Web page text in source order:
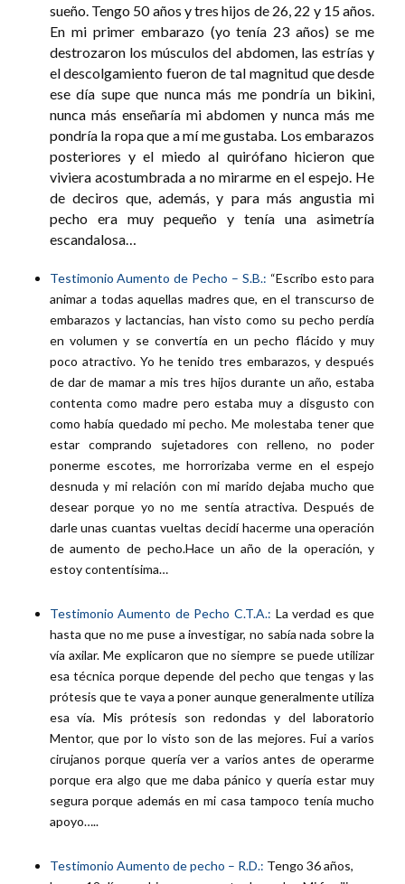
sueño. Tengo 50 años y tres hijos de 26, 22 y 15 años.
En mi primer embarazo (yo tenía 23 años) se me
destrozaron los músculos del abdomen, las estrías y
el descolgamiento fueron de tal magnitud que desde
ese día supe que nunca más me pondría un bikini,
nunca más enseñaría mi abdomen y nunca más me
pondría la ropa que a mí me gustaba. Los embarazos
posteriores y el miedo al quirófano hicieron que
viviera acostumbrada a no mirarme en el espejo. He
de deciros que, además, y para más angustia mi
pecho era muy pequeño y tenía una asimetría
escandalosa…
Testimonio Aumento de Pecho – S.B.: “Escribo esto para
animar a todas aquellas madres que, en el transcurso de
embarazos y lactancias, han visto como su pecho perdía
en volumen y se convertía en un pecho flácido y muy
poco atractivo. Yo he tenido tres embarazos, y después
de dar de mamar a mis tres hijos durante un año, estaba
contenta como madre pero estaba muy a disgusto con
como había quedado mi pecho. Me molestaba tener que
estar comprando sujetadores con relleno, no poder
ponerme escotes, me horrorizaba verme en el espejo
desnuda y mi relación con mi marido dejaba mucho que
desear porque yo no me sentía atractiva. Después de
darle unas cuantas vueltas decidí hacerme una operación
de aumento de pecho.Hace un año de la operación, y
estoy contentísima…
Testimonio Aumento de Pecho C.T.A.: La verdad es que
hasta que no me puse a investigar, no sabía nada sobre la
vía axilar. Me explicaron que no siempre se puede utilizar
esa técnica porque depende del pecho que tengas y las
prótesis que te vaya a poner aunque generalmente utiliza
esa vía. Mis prótesis son redondas y del laboratorio
Mentor, que por lo visto son de las mejores. Fui a varios
cirujanos porque quería ver a varios antes de operarme
porque era algo que me daba pánico y quería estar muy
segura porque además en mi casa tampoco tenía mucho
apoyo…..
Testimonio Aumento de pecho – R.D.: Tengo 36 años,